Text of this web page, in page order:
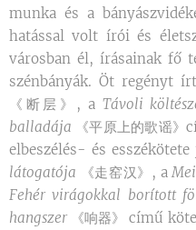
munka és a
hatással volt írói és
városban él, írásainak fő
szénbányák. Öt regényt
《断层》, a Távoli
balladája
《平原上的歌谣
elbeszélés- és
látogatója
《走窑汉》, a
Fehér virágokkal borított
hangszer
《响器》 című